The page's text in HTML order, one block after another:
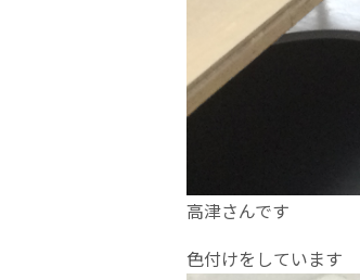
高津さんです
色付けをしています